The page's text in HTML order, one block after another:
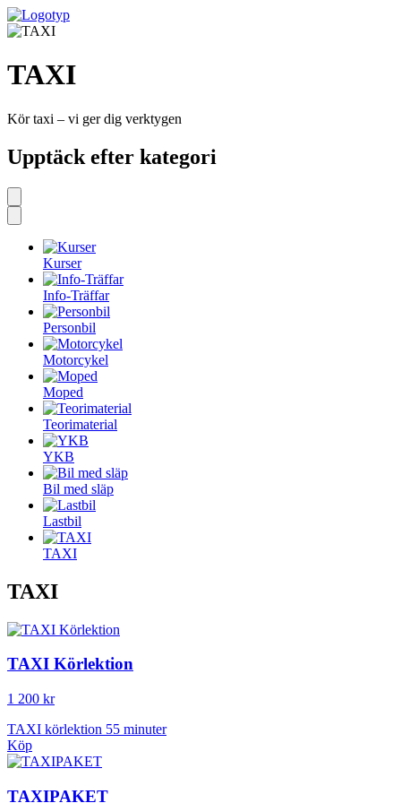
TAXI
Kör taxi – vi ger dig verktygen
Upptäck efter kategori
Kurser
Info-Träffar
Personbil
Motorcykel
Moped
Teorimaterial
YKB
Bil med släp
Lastbil
TAXI
TAXI
TAXI Körlektion
1 200 kr
TAXI körlektion 55 minuter
Köp
TAXIPAKET